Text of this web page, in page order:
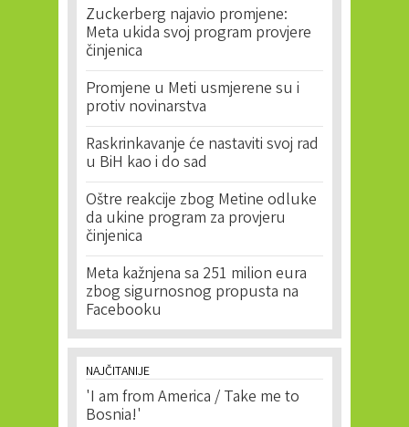
Zuckerberg najavio promjene:
Meta ukida svoj program provjere
činjenica
Promjene u Meti usmjerene su i
protiv novinarstva
Raskrinkavanje će nastaviti svoj rad
u BiH kao i do sad
Oštre reakcije zbog Metine odluke
da ukine program za provjeru
činjenica
Meta kažnjena sa 251 milion eura
zbog sigurnosnog propusta na
Facebooku
NAJČITANIJE
'I am from America / Take me to
Bosnia!'